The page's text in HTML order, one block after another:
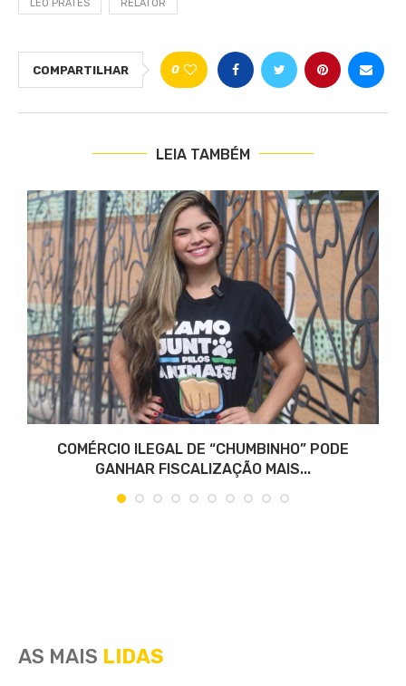
LEO PRATES RELATOR
COMPARTILHAR 0
LEIA TAMBÉM
COMÉRCIO ILEGAL DE “CHUMBINHO” PODE
GANHAR FISCALIZAÇÃO MAIS...
AS MAIS LIDAS